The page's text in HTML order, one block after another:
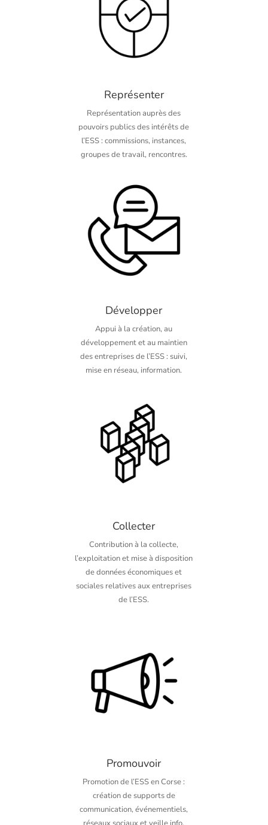
Représenter
Représentation auprès des
pouvoirs publics des intérêts de
l’ESS : commissions, instances,
groupes de travail, rencontres.
Développer
Appui à la création, au
développement et au maintien
des entreprises de l’ESS : suivi,
mise en réseau, information.
Collecter
Contribution à la collecte,
l’exploitation et mise à disposition
de données économiques et
sociales relatives aux entreprises
de l’ESS.
Promouvoir
Promotion de l’ESS en Corse :
création de supports de
communication, événementiels,